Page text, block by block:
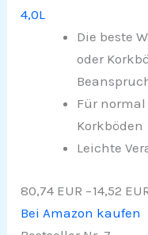
4,0L
Die beste
oder
Für
Korkböden
Leichte
80,74 EUR −14,52
Bei Amazon kaufen